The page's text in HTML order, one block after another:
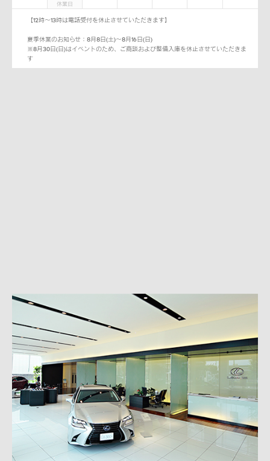
【12時～13時は電話受付を休止させていただきます】
夏季休業のお知らせ：8月8日(土)～8月16日(日)
※8月30日(日)はイベントのため、ご商談および整備入庫を休止させていただきま
す